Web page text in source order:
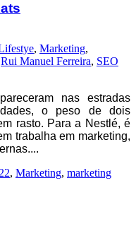
, Marketing,
Rui Manuel Ferreira, SEO
nas estradas
o peso de dois
rasto. Para a Nestlé, é
trabalha em marketing,
, Marketing, marketing